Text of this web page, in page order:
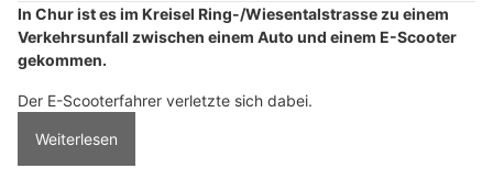
In Chur ist es im Kreisel Ring-/Wiesentalstrasse zu einem
Verkehrsunfall zwischen einem Auto und einem E-Scooter
gekommen.
Der E-Scooterfahrer verletzte sich dabei.
Weiterlesen